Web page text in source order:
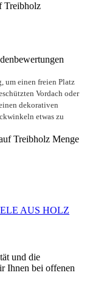
Treibholz
um einen freien Platz
Vordach oder
dekorativen
etwas zu
Treibholz Menge
AUS HOLZ
und die
Ihnen bei offenen